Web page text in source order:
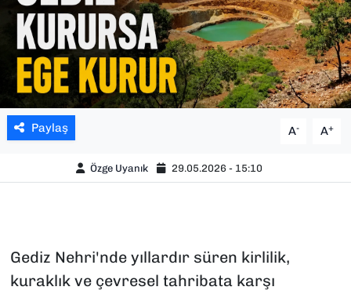
Paylaş A- A+
Özge Uyanık 29.05.2026 - 15:10
Gediz Nehri'nde yıllardır süren kirlilik,
kuraklık ve çevresel tahribata karşı